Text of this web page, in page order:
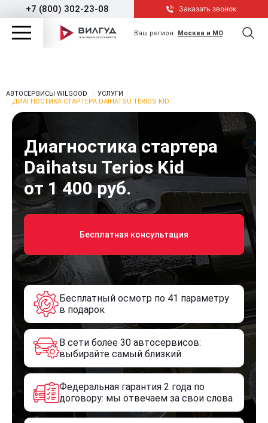
+7 (800) 302-23-08 Заказать звонок
Ваш регион: Москва и МО
АВТОСЕРВИСЫ WILGOOD
УСЛУГИ
ДИАГНОСТИКА СТАРТЕРА DAIHATSU TERIOS KID
Диагностика стартера
Daihatsu Terios Kid
от 1 400 руб.
Бесплатная консультация
Бесплатный осмотр по 41 параметру
в подарок
В сети более 30 автосервисов:
выбирайте самый близкий
Федеральная гарантия 2 года по
договору: мы отвечаем за свои слова